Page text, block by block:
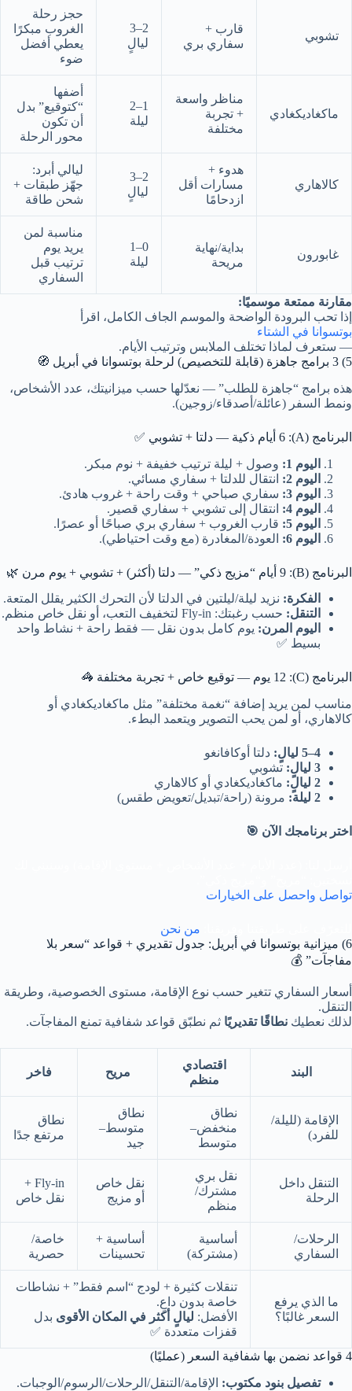
تشوبي
قارب +
سفاري بري
2–3
ليالٍ
حجز رحلة
الغروب مبكرًا
يعطي أفضل
ضوء
ماكغاديكغادي
مناظر واسعة
+ تجربة
مختلفة
1–2
ليلة
أضفها
“كتوقيع” بدل
أن تكون
محور الرحلة
كالاهاري
هدوء +
مسارات أقل
ازدحامًا
2–3
ليالٍ
ليالي أبرد:
جهّز طبقات +
شحن طاقة
غابورون
بداية/نهاية
مريحة
0–1
ليلة
مناسبة لمن
يريد يوم
ترتيب قبل
السفاري
مقارنة ممتعة موسميًا:
إذا تحب البرودة الواضحة والموسم الجاف الكامل، اقرأ
بوتسوانا في الشتاء
— ستعرف لماذا تختلف الملابس وترتيب الأيام.
5) 3 برامج جاهزة (قابلة للتخصيص) لرحلة بوتسوانا في أبريل 🧭
هذه برامج “جاهزة للطلب” — نعدّلها حسب ميزانيتك، عدد الأشخاص،
ونمط السفر (عائلة/أصدقاء/زوجين).
البرنامج (A): 6 أيام ذكية — دلتا + تشوبي ✅
اليوم 1:
وصول + ليلة ترتيب خفيفة + نوم مبكر.
اليوم 2:
انتقال للدلتا + سفاري مسائي.
اليوم 3:
سفاري صباحي + وقت راحة + غروب هادئ.
اليوم 4:
انتقال إلى تشوبي + سفاري قصير.
اليوم 5:
قارب الغروب + سفاري بري صباحًا أو عصرًا.
اليوم 6:
العودة/المغادرة (مع وقت احتياطي).
البرنامج (B): 9 أيام “مزيج ذكي” — دلتا (أكثر) + تشوبي + يوم مرن 🌿
الفكرة: نزيد ليلة/ليلتين في الدلتا لأن التحرك الكثير يقلل المتعة.
التنقل: حسب رغبتك: Fly-in لتخفيف التعب، أو نقل خاص منظم.
اليوم المرن: يوم كامل بدون نقل — فقط راحة + نشاط واحد
بسيط ✅
البرنامج (C): 12 يوم — توقيع خاص + تجربة مختلفة 🦓
مناسب لمن يريد إضافة “نغمة مختلفة” مثل ماكغاديكغادي أو
كالاهاري، أو لمن يحب التصوير ويتعمد البطء.
4–5 ليالٍ:
دلتا أوكافانغو
3 ليالٍ:
تشوبي
2 ليالٍ:
ماكغاديكغادي أو كالاهاري
2 ليلة:
مرونة (راحة/تبديل/تعويض طقس)
اختر برنامجك الآن 🎯
تواصل واحصل على الخيارات
من نحن
6) ميزانية بوتسوانا في أبريل: جدول تقديري + قواعد “سعر بلا
مفاجآت” 💰
أسعار السفاري تتغير حسب نوع الإقامة، مستوى الخصوصية، وطريقة
التنقل.
لذلك نعطيك نطاقًا تقديريًا ثم نطبّق قواعد شفافية تمنع المفاجآت.
البند
اقتصادي
منظم
مريح فاخر
الإقامة (لليلة/
للفرد)
نطاق
منخفض–
متوسط
نطاق
متوسط–
جيد
نطاق
مرتفع جدًا
التنقل داخل
الرحلة
نقل بري
مشترك/
منظم
نقل خاص
أو مزيج
Fly-in +
نقل خاص
الرحلات/
السفاري
أساسية
(مشتركة)
أساسية +
تحسينات
خاصة/
حصرية
ما الذي يرفع
السعر غالبًا؟
تنقلات كثيرة + لودج “اسم فقط” + نشاطات
خاصة بدون داعٍ.
الأفضل: ليالٍ أكثر في المكان الأقوى بدل
قفزات متعددة ✅
4 قواعد نضمن بها شفافية السعر (عمليًا)
تفصيل بنود مكتوب: الإقامة/التنقل/الرحلات/الرسوم/الوجبات.